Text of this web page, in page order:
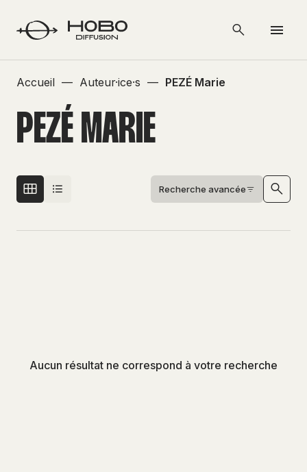
Accueil — Auteur·ice·s — PEZÉ Marie
PEZÉ MARIE
Recherche avancée
Aucun résultat ne correspond à votre recherche